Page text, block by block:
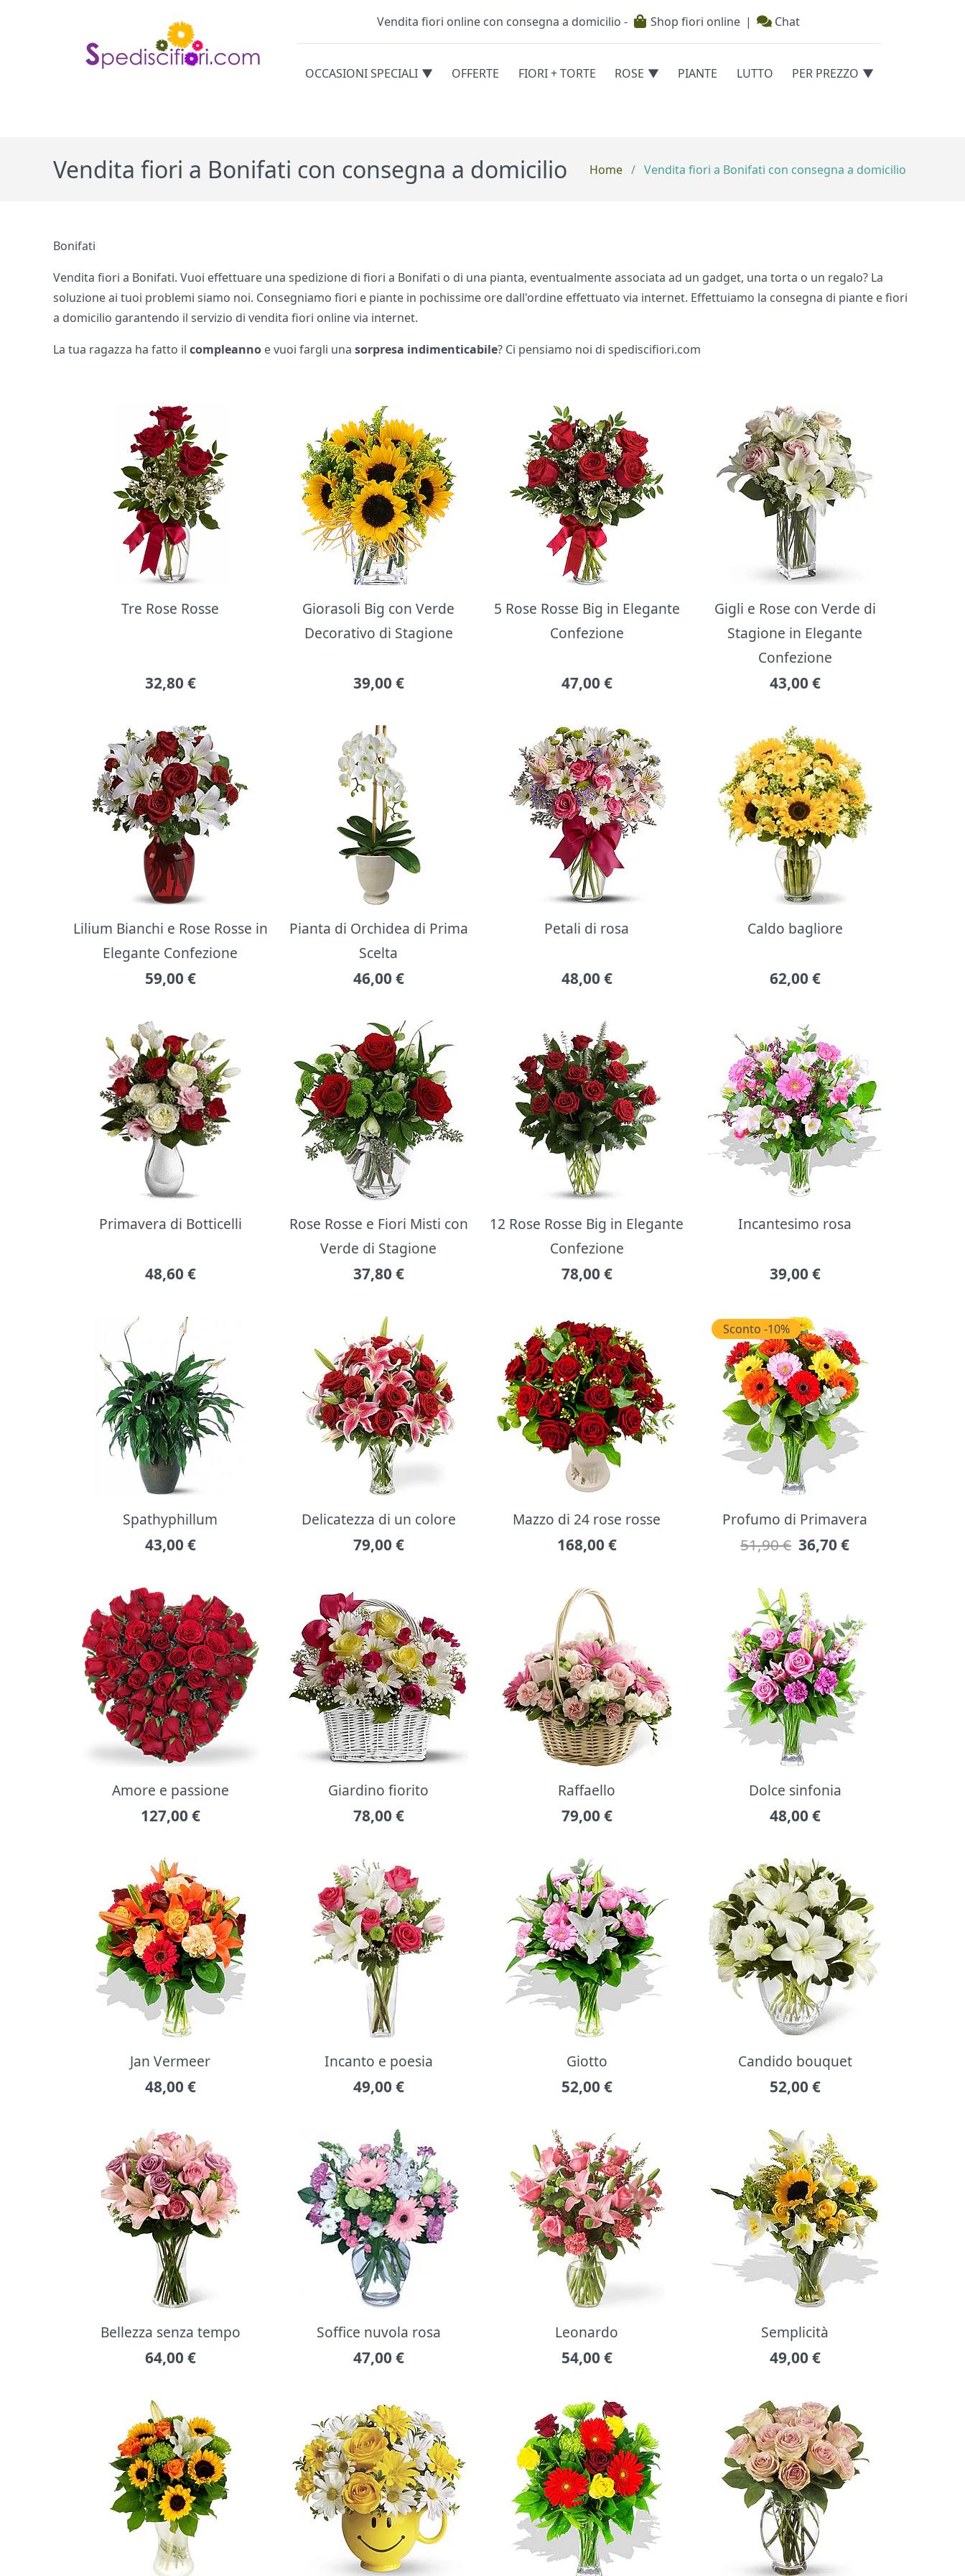
Testata
Vendita fiori online con consegna a domicilio - Shop fiori online | Chat
Categorie
OCCASIONI SPECIALI OFFERTE FIORI + TORTE ROSE PIANTE LUTTO PER PREZZO
Vendita fiori a Bonifati con consegna a domicilio Home / Vendita fiori a Bonifati con consegna a domicilio
Bonifati
Vendita fiori a Bonifati. Vuoi effettuare una spedizione di fiori a Bonifati o di una pianta, eventualmente associata ad un gadget, una torta o un regalo? La
soluzione ai tuoi problemi siamo noi. Consegniamo fiori e piante in pochissime ore dall'ordine effettuato via internet. Effettuiamo la consegna di piante e fiori
a domicilio garantendo il servizio di vendita fiori online via internet.
La tua ragazza ha fatto ilcompleanno e vuoi fargli unasorpresa indimenticabile? Ci pensiamo noi di spediscifiori.com
Bouquet di fiori
Tre Rose Rosse
32,80 €
Giorasoli Big con Verde
Decorativo di Stagione
39,00 €
5 Rose Rosse Big in Elegante
Confezione
47,00 €
Gigli e Rose con Verde di
Stagione in Elegante
Confezione
43,00 €
Lilium Bianchi e Rose Rosse in
Elegante Confezione
59,00 €
Pianta di Orchidea di Prima
Scelta
46,00 €
Petali di rosa
48,00 €
Caldo bagliore
62,00 €
Primavera di Botticelli
48,60 €
Rose Rosse e Fiori Misti con
Verde di Stagione
37,80 €
12 Rose Rosse Big in Elegante
Confezione
78,00 €
Incantesimo rosa
39,00 €
Spathyphillum
43,00 €
Delicatezza di un colore
79,00 €
Mazzo di 24 rose rosse
168,00 €
Profumo di Primavera
51,90 € 36,70 €
Sconto -10%
Amore e passione
127,00 €
Giardino fiorito
78,00 €
Raffaello
79,00 €
Dolce sinfonia
48,00 €
Jan Vermeer
48,00 €
Incanto e poesia
49,00 €
Giotto
52,00 €
Candido bouquet
52,00 €
Bellezza senza tempo
64,00 €
Soffice nuvola rosa
47,00 €
Leonardo
54,00 €
Semplicità
49,00 €